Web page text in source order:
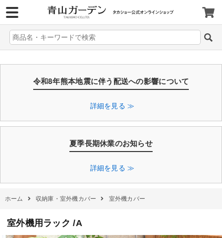
令和8年熊本地震に伴う配送への影響について
詳細を見る ≫
夏季長期休業のお知らせ
詳細を見る ≫
ホーム 収納庫・室外機カバー 室外機カバー
室外機用ラック /A